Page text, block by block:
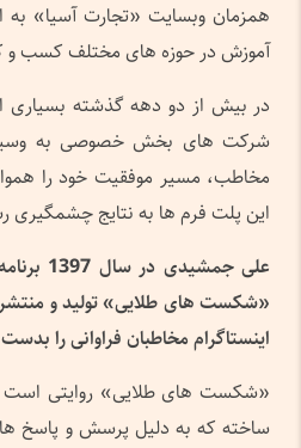
همزمان وبسایت «تجارت آسیا» به
آموزش در حوزه های مختلف کسب و
در بیش از دو دهه گذشته بسیاری
شرکت های بخش خصوصی به وسیله
مخاطب، مسیر موفقیت خود را هموار
این پلت فرم ها به نتایج چشمگیری
علی جمشیدی در سال 1397 برنامه ای ویدیو محور را با عنوان
«شکست های طلایی» تولید و منتشر
اینستاگرام مخاطبان فراوانی را
«شکست های طلایی» روایتی است
ساخته که به دلیل پرسش و پاسخ